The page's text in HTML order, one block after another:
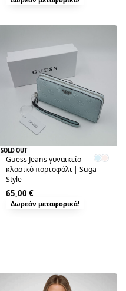
SOLD OUT
Guess Jeans γυναικείο
κλασικό πορτοφόλι | Suga
Style
65,00 €
Δωρεάν μεταφορικά!